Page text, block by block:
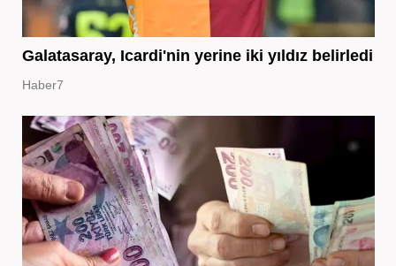
Galatasaray, Icardi'nin yerine iki yıldız belirledi
Haber7